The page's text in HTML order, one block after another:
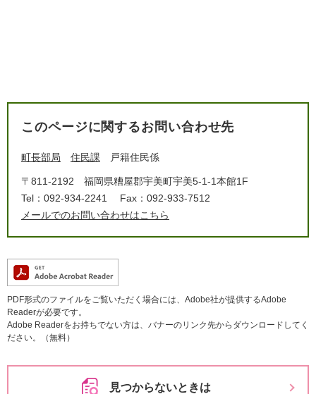
このページに関するお問い合わせ先
町長部局 住民課 戸籍住民係
〒811-2192
福岡県糟屋郡宇美町宇美5-1-1本館1F
Tel：092-934-2241
Fax：092-933-7512
メールでのお問い合わせはこちら
PDF形式のファイルをご覧いただく場合には、Adobe社が提供するAdobe
Readerが必要です。
Adobe Readerをお持ちでない方は、バナーのリンク先からダウンロードしてく
ださい。（無料）
見つからないときは